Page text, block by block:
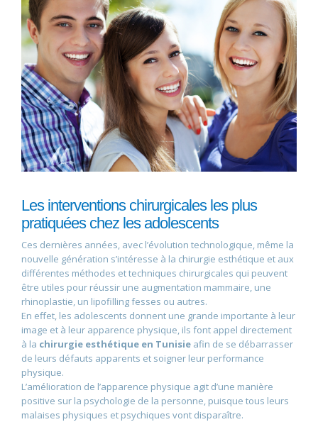
Les interventions chirurgicales les plus
pratiquées chez les adolescents
Ces dernières années, avec l’évolution technologique, même la
nouvelle génération s’intéresse à la chirurgie esthétique et aux
différentes méthodes et techniques chirurgicales qui peuvent
être utiles pour réussir une augmentation mammaire, une
rhinoplastie, un lipofilling fesses ou autres.
En effet, les adolescents donnent une grande importante à leur
image et à leur apparence physique, ils font appel directement
à la chirurgie esthétique en Tunisie afin de se débarrasser
de leurs défauts apparents et soigner leur performance
physique.
L’amélioration de l’apparence physique agit d’une manière
positive sur la psychologie de la personne, puisque tous leurs
malaises physiques et psychiques vont disparaître.